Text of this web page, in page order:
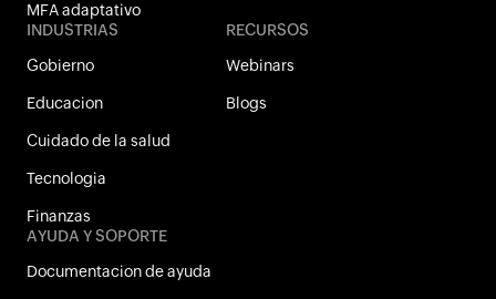
MFA adaptativo
INDUSTRIAS
Gobierno
Educacion
Cuidado de la salud
Tecnologi­a
Finanzas
RECURSOS
Webinars
Blogs
AYUDA Y SOPORTE
Documentacion de ayuda